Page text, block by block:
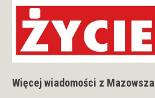
Więcej wiadomości z Mazowsza